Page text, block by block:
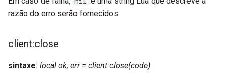
zstd
razão do erro serão fornecidos.
client:close
sintaxe: local ok, err = client:close(code)